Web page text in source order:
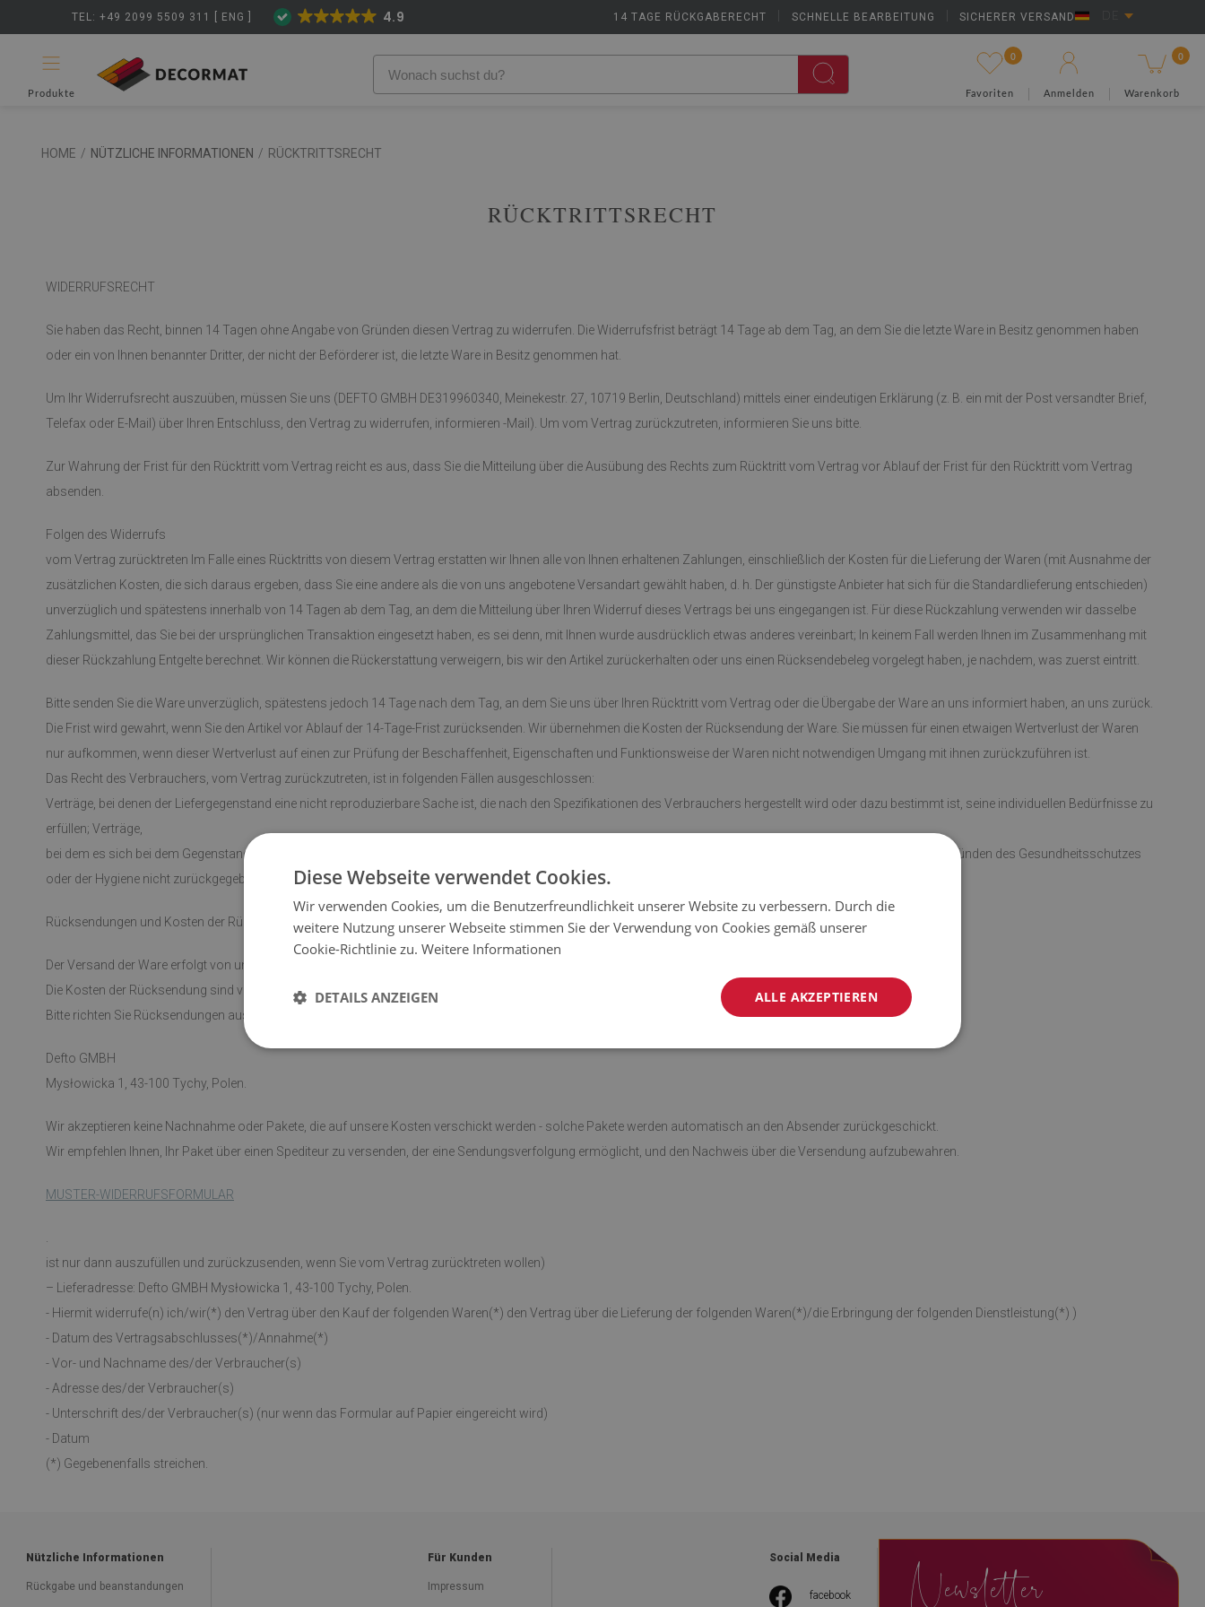
TEL: +49 2099 5509 311 [ ENG ] 14 TAGE RÜCKGABERECHT SCHNELLE BEARBEITUNG SICHERER VERSAND
4.9
Produkte
0
Favoriten Anmelden
0
Warenkorb
HOME / NÜTZLICHE INFORMATIONEN / RÜCKTRITTSRECHT
RÜCKTRITTSRECHT
WIDERRUFSRECHT
Sie haben das Recht, binnen 14 Tagen ohne Angabe von Gründen diesen Vertrag zu widerrufen. Die Widerrufsfrist beträgt 14 Tage ab dem Tag, an dem Sie die letzte Ware in Besitz genommen haben
oder ein von Ihnen benannter Dritter, der nicht der Beförderer ist, die letzte Ware in Besitz genommen hat.
Um Ihr Widerrufsrecht auszuüben, müssen Sie uns (DEFTO GMBH DE319960340, Meinekestr. 27, 10719 Berlin, Deutschland) mittels einer eindeutigen Erklärung (z. B. ein mit der Post versandter Brief,
Telefax oder E-Mail) über Ihren Entschluss, den Vertrag zu widerrufen, informieren -Mail). Um vom Vertrag zurückzutreten, informieren Sie uns bitte.
Zur Wahrung der Frist für den Rücktritt vom Vertrag reicht es aus, dass Sie die Mitteilung über die Ausübung des Rechts zum Rücktritt vom Vertrag vor Ablauf der Frist für den Rücktritt vom Vertrag
absenden.
Folgen des Widerrufs
vom Vertrag zurücktreten Im Falle eines Rücktritts von diesem Vertrag erstatten wir Ihnen alle von Ihnen erhaltenen Zahlungen, einschließlich der Kosten für die Lieferung der Waren (mit Ausnahme der
zusätzlichen Kosten, die sich daraus ergeben, dass Sie eine andere als die von uns angebotene Versandart gewählt haben, d. h. Der günstigste Anbieter hat sich für die Standardlieferung entschieden)
unverzüglich und spätestens innerhalb von 14 Tagen ab dem Tag, an dem die Mitteilung über Ihren Widerruf dieses Vertrags bei uns eingegangen ist. Für diese Rückzahlung verwenden wir dasselbe
Zahlungsmittel, das Sie bei der ursprünglichen Transaktion eingesetzt haben, es sei denn, mit Ihnen wurde ausdrücklich etwas anderes vereinbart; In keinem Fall werden Ihnen im Zusammenhang mit
dieser Rückzahlung Entgelte berechnet. Wir können die Rückerstattung verweigern, bis wir den Artikel zurückerhalten oder uns einen Rücksendebeleg vorgelegt haben, je nachdem, was zuerst eintritt.
Bitte senden Sie die Ware unverzüglich, spätestens jedoch 14 Tage nach dem Tag, an dem Sie uns über Ihren Rücktritt vom Vertrag oder die Übergabe der Ware an uns informiert haben, an uns zurück.
Die Frist wird gewahrt, wenn Sie den Artikel vor Ablauf der 14-Tage-Frist zurücksenden. Wir übernehmen die Kosten der Rücksendung der Ware. Sie müssen für einen etwaigen Wertverlust der Waren
nur aufkommen, wenn dieser Wertverlust auf einen zur Prüfung der Beschaffenheit, Eigenschaften und Funktionsweise der Waren nicht notwendigen Umgang mit ihnen zurückzuführen ist.
Das Recht des Verbrauchers, vom Vertrag zurückzutreten, ist in folgenden Fällen ausgeschlossen:
Verträge, bei denen der Liefergegenstand eine nicht reproduzierbare Sache ist, die nach den Spezifikationen des Verbrauchers hergestellt wird oder dazu bestimmt ist, seine individuellen Bedürfnisse zu
erfüllen; Verträge,
bei dem es sich bei dem Gegenstand der Lieferung um einen in einer versiegelten Verpackung gelieferten Artikel handelt, der nach dem Öffnen der Verpackung aus Gründen des Gesundheitsschutzes
oder der Hygiene nicht zurückgegeben werden kann, wenn die Verpackung nach der Lieferung geöffnet wurde
Rücksendungen und Kosten der Rücksendung von Waren
Der Versand der Ware erfolgt von unserem Lager in Polen aus, daher muss auch die Rücksendung an unsere Lageradresse in Polen erfolgen.
Die Kosten der Rücksendung sind vom Käufer zu tragen.
Bitte richten Sie Rücksendungen ausschließlich an die folgende Adresse:
Defto GMBH
Mysłowicka 1, 43-100 Tychy, Polen.
Wir akzeptieren keine Nachnahme oder Pakete, die auf unsere Kosten verschickt werden - solche Pakete werden automatisch an den Absender zurückgeschickt.
Wir empfehlen Ihnen, Ihr Paket über einen Spediteur zu versenden, der eine Sendungsverfolgung ermöglicht, und den Nachweis über die Versendung aufzubewahren.
MUSTER-WIDERRUFSFORMULAR
ist nur dann auszufüllen und zurückzusenden, wenn Sie vom Vertrag zurücktreten wollen)
– Lieferadresse: Defto GMBH Mysłowicka 1, 43-100 Tychy, Polen.
- Hiermit widerrufe(n) ich/wir(*) den Vertrag über den Kauf der folgenden Waren(*) den Vertrag über die Lieferung der folgenden Waren(*)/die Erbringung der folgenden Dienstleistung(*) )
- Datum des Vertragsabschlusses(*)/Annahme(*)
- Vor- und Nachname des/der Verbraucher(s)
- Adresse des/der Verbraucher(s)
- Unterschrift des/der Verbraucher(s) (nur wenn das Formular auf Papier eingereicht wird)
- Datum
(*) Gegebenenfalls streichen.
Nützliche Informationen
Rückgabe und beanstandungen
Für Kunden
Impressum
Social Media
facebook Newsletter
Diese Webseite verwendet Cookies.
Wir verwenden Cookies, um die Benutzerfreundlichkeit unserer Website zu verbessern. Durch die
weitere Nutzung unserer Webseite stimmen Sie der Verwendung von Cookies gemäß unserer
Cookie-Richtlinie zu. Weitere Informationen
ALLE AKZEPTIEREN
DETAILS ANZEIGEN